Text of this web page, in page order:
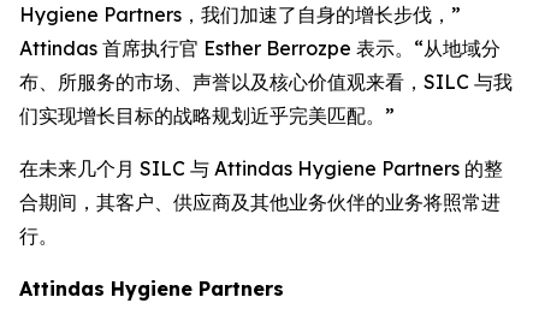
Hygiene Partners，我们加速了自身的增长步伐，”
Attindas 首席执行官 Esther Berrozpe 表示。“从地域分
布、所服务的市场、声誉以及核心价值观来看，SILC 与我
们实现增长目标的战略规划近乎完美匹配。”
在未来几个月 SILC 与 Attindas Hygiene Partners 的整
合期间，其客户、供应商及其他业务伙伴的业务将照常进
行。
Attindas Hygiene Partners